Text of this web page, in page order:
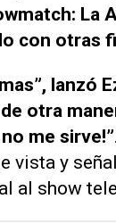
La
con otras
lanzó
otra
me sirve!”
vista y
al show